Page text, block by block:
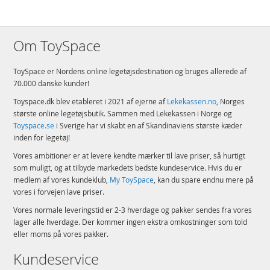
Om ToySpace
ToySpace er Nordens online legetøjsdestination og bruges allerede af
70.000 danske kunder!
Toyspace.dk blev etableret i 2021 af ejerne afLekekassen.no, Norges
største online legetøjsbutik. Sammen med Lekekassen i Norge og
Toyspace.se i Sverige har vi skabt en af Skandinaviens største kæder
inden for legetøj!
Vores ambitioner er at levere kendte mærker til lave priser, så hurtigt
som muligt, og at tilbyde markedets bedste kundeservice. Hvis du er
medlem af vores kundeklub, My ToySpace, kan du spare endnu mere på
vores i forvejen lave priser.
Vores normale leveringstid er 2-3 hverdage og pakker sendes fra vores
lager alle hverdage. Der kommer ingen ekstra omkostninger som told
eller moms på vores pakker.
Kundeservice